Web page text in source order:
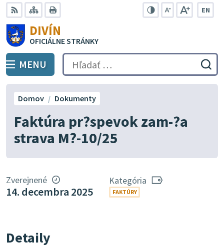
Preskočiť
na
obsah
RSS Mapa
EN
DIVÍN
OFICIÁLNE STRÁNKY
PREPNÚŤ
MENU Hľadať:
Faktúra pr?spevok zam-?a
strava M?-10/25
Domov Dokumenty
Zverejnené
14. decembra 2025
Kategória
FAKTÚRY
Detaily